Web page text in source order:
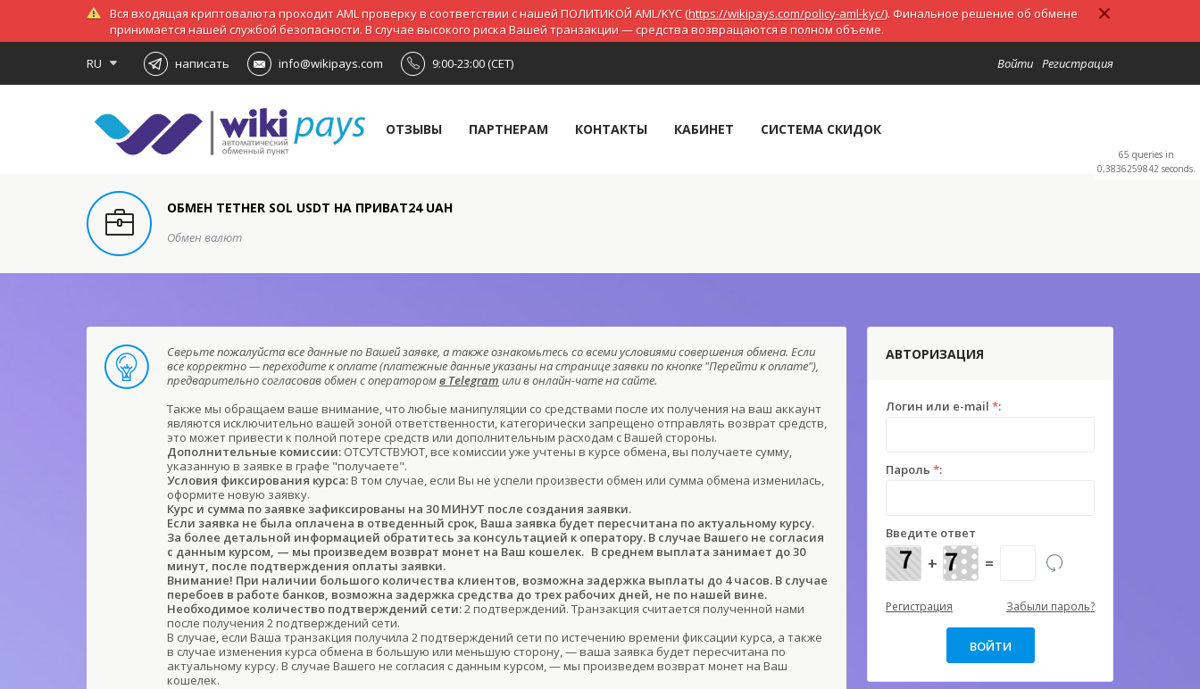
Вся входящая криптовалюта проходит AML проверку в соответствии с нашей ПОЛИТИКОЙ AML/KYC (https://wikipays.com/policy-aml-kyc/). Финальное решение об обмене
принимается нашей службой безопасности. В случае высокого риска Вашей транзакции — средства возвращаются в полном объеме.
RU написать info@wikipays.com 9:00-23:00 (CET) Регистрация
Войти
ОТЗЫВЫ ПАРТНЕРАМ КОНТАКТЫ КАБИНЕТ СИСТЕМА СКИДОК
ОБМЕН TETHER SOL USDT НА ПРИВАТ24 UAH
Обмен валют
Сверьте пожалуйста все данные по Вашей заявке, а также ознакомьтесь со всеми условиями совершения обмена. Если
все корректно — переходите к оплате (платежные данные указаны на странице заявки по кнопке "Перейти к оплате"),
предварительно согласовав обмен с операторомв Telegram или в онлайн-чате на сайте.
Также мы обращаем ваше внимание, что любые манипуляции со средствами после их получения на ваш аккаунт
являются исключительно вашей зоной ответственности, категорически запрещено отправлять возврат средств,
это может привести к полной потере средств или дополнительным расходам с Вашей стороны.
Дополнительные комиссии: ОТСУТСТВУЮТ, все комиссии уже учтены в курсе обмена, вы получаете сумму,
указанную в заявке в графе "получаете".
Условия фиксирования курса: В том случае, если Вы не успели произвести обмен или сумма обмена изменилась,
оформите новую заявку.
Курс и сумма по заявке зафиксированы на 30 МИНУТ после создания заявки.
Если заявка не была оплачена в отведенный срок, Ваша заявка будет пересчитана по актуальному курсу.
За более детальной информацией обратитесь за консультацией к оператору. В случае Вашего не согласия
с данным курсом, — мы произведем возврат монет на Ваш кошелек. В среднем выплата занимает до 30
минут, после подтверждения оплаты заявки.
Внимание! При наличии большого количества клиентов, возможна задержка выплаты до 4 часов. В случае
перебоев в работе банков, возможна задержка средства до трех рабочих дней, не по нашей вине.
Необходимое количество подтверждений сети:2 подтверждений. Транзакция считается полученной нами
после получения 2 подтверждений сети.
В случае, если Ваша транзакция получила 2 подтверждений сети по истечению времени фиксации курса, а также
в случае изменения курса обмена в большую или меньшую сторону, — ваша заявка будет пересчитана по
актуальному курсу. В случае Вашего не согласия с данным курсом, — мы произведем возврат монет на Ваш
кошелек.
АВТОРИЗАЦИЯ
Логин или e-mail *:
Пароль *:
Введите ответ
+ =
Регистрация Забыли пароль?
65 queries in
0,3836259842 seconds.